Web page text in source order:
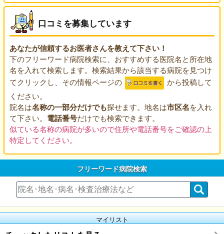
口コミを募集しています
あなたが信頼するお医者さんを教えて下さい！
下のフリーワード病院検索に、おすすめする医院名と所在地
名を入れて検索します。検索結果から該当する病院を見つけ
てクリックし、その情報ページの
から投稿して
ください。
院名は名称の一部分だけでも探せます。地名は市区名を入れ
て下さい。 電話番号だけでも検索できます。
似ている名称の病院が多いので住所や電話番号をご確認の上
特定してください。
フリーワード病院検索
マイリスト